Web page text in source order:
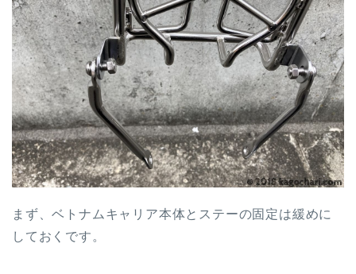
まず、ベトナムキャリア本体とステーの固定は緩めに
しておくです。